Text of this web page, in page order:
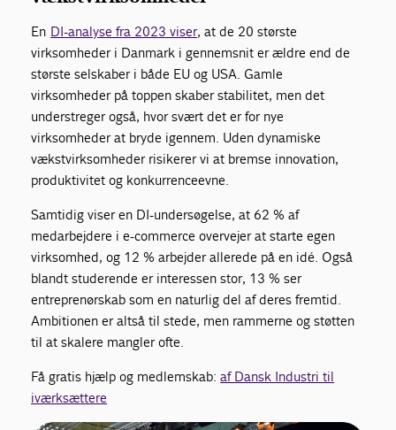
En DI-analyse fra 2023 viser, at de 20 største
virksomheder i Danmark i gennemsnit er ældre end de
største selskaber i både EU og USA. Gamle
virksomheder på toppen skaber stabilitet, men det
understreger også, hvor svært det er for nye
virksomheder at bryde igennem. Uden dynamiske
vækstvirksomheder risikerer vi at bremse innovation,
produktivitet og konkurrenceevne.
Samtidig viser en DI-undersøgelse, at 62 % af
medarbejdere i e-commerce overvejer at starte egen
virksomhed, og 12 % arbejder allerede på en idé. Også
blandt studerende er interessen stor, 13 % ser
entreprenørskab som en naturlig del af deres fremtid.
Ambitionen er altså til stede, men rammerne og støtten
til at skalere mangler ofte.
Få gratis hjælp og medlemskab:af Dansk Industri til
iværksættere